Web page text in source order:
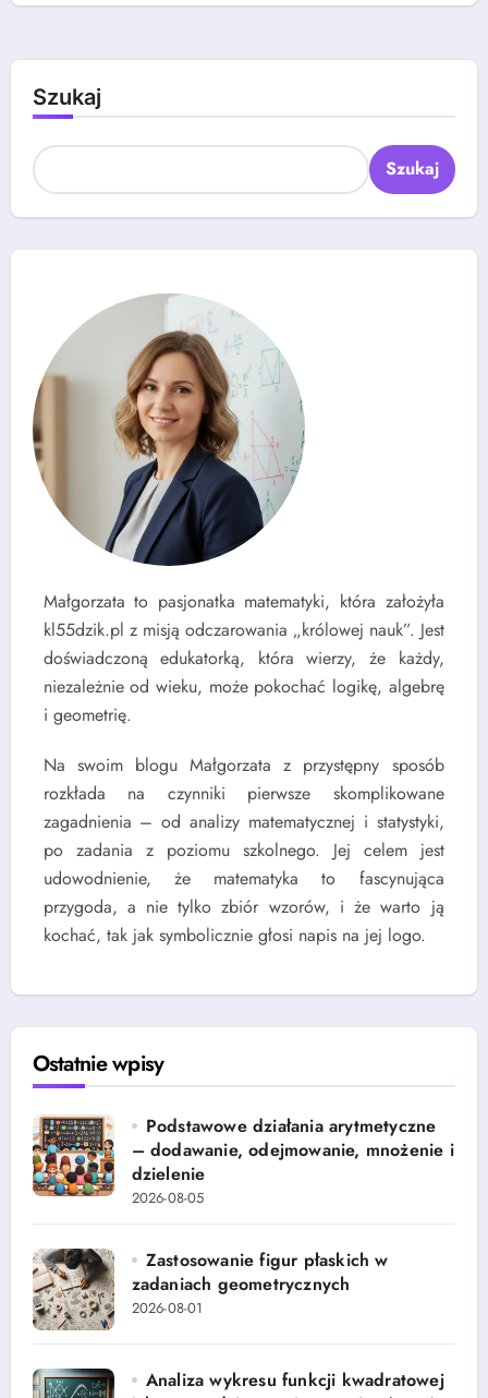
Szukaj
Szukaj
Małgorzata to pasjonatka matematyki, która założyła
kl55dzik.pl z misją odczarowania „królowej nauk”. Jest
doświadczoną edukatorką, która wierzy, że każdy,
niezależnie od wieku, może pokochać logikę, algebrę
i geometrię.
Na swoim blogu Małgorzata z przystępny sposób
rozkłada na czynniki pierwsze skomplikowane
zagadnienia – od analizy matematycznej i statystyki,
po zadania z poziomu szkolnego. Jej celem jest
udowodnienie, że matematyka to fascynująca
przygoda, a nie tylko zbiór wzorów, i że warto ją
kochać, tak jak symbolicznie głosi napis na jej logo.
Ostatnie wpisy
Podstawowe działania arytmetyczne
– dodawanie, odejmowanie, mnożenie i
dzielenie
2026-08-05
Zastosowanie figur płaskich w
zadaniach geometrycznych
2026-08-01
Analiza wykresu funkcji kwadratowej